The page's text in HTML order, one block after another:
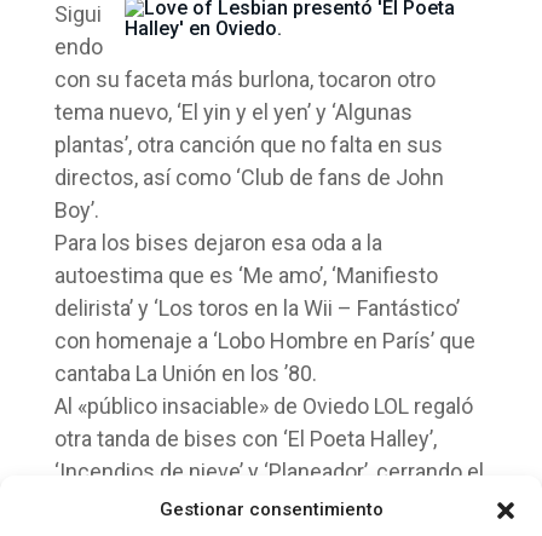
Gestionar consentimiento
Sigui
endo
con su faceta más burlona, tocaron otro
tema nuevo, ‘El yin y el yen’ y ‘Algunas
plantas’, otra canción que no falta en sus
directos, así como ‘Club de fans de John
Boy’.
Para los bises dejaron esa oda a la
autoestima que es ‘Me amo’, ‘Manifiesto
delirista’ y ‘Los toros en la Wii – Fantástico’
con homenaje a ‘Lobo Hombre en París’ que
cantaba La Unión en los ’80.
Al «público insaciable» de Oviedo LOL regaló
otra tanda de bises con ‘El Poeta Halley’,
‘Incendios de nieve’ y ‘Planeador’, cerrando el
círculo perfecto donde la fina línea de la lírica